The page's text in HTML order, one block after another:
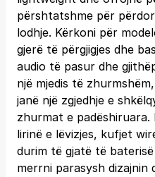
përshtatshme për
lodhje. Kërkoni për
gjerë të përgjigjes dhe
audio të pasur dhe
një mjedis të
janë një zgjedhje e
zhurmat e
lirinë e lëvizjes, kufjet
durim të gjatë të
merrni parasysh dizajnin